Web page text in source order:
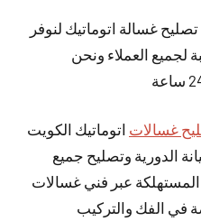
غسالة اتوماتيك لنوفر
لجميع العملاء ونحن
غسالات اتوماتيك الكويت
الدورية وتصليح جميع
عبر فني غسالات
في الفك والتركيب